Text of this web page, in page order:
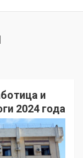
и
2024 года